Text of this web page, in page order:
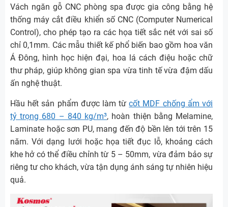
Vách ngăn gỗ CNC phòng spa được gia công bằng hệ
thống máy cắt điều khiển số CNC (Computer Numerical
Control), cho phép tạo ra các họa tiết sắc nét với sai số
chỉ 0,1mm. Các mẫu thiết kế phổ biến bao gồm hoa văn
Á Đông, hình học hiện đại, hoa lá cách điệu hoặc chữ
thư pháp, giúp không gian spa vừa tinh tế vừa đậm dấu
ấn nghệ thuật.
Hầu hết sản phẩm được làm từcốt MDF chống ẩm với
tỷ trọng 680 – 840 kg/m³, hoàn thiện bằng Melamine,
Laminate hoặc sơn PU, mang đến độ bền lên tới trên 15
năm. Với dạng lưới hoặc họa tiết đục lỗ, khoảng cách
khe hở có thể điều chỉnh từ 5 – 50mm, vừa đảm bảo sự
riêng tư cho khách, vừa tận dụng ánh sáng tự nhiên hiệu
quả.